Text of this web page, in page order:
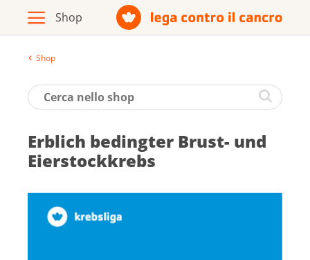
Opuscoli / materiale informativo
Prodotti
Vai al sito della Lega contro il cancro
Shop
Erb­lich be­ding­ter Brust- und
Ei­er­stock­krebs